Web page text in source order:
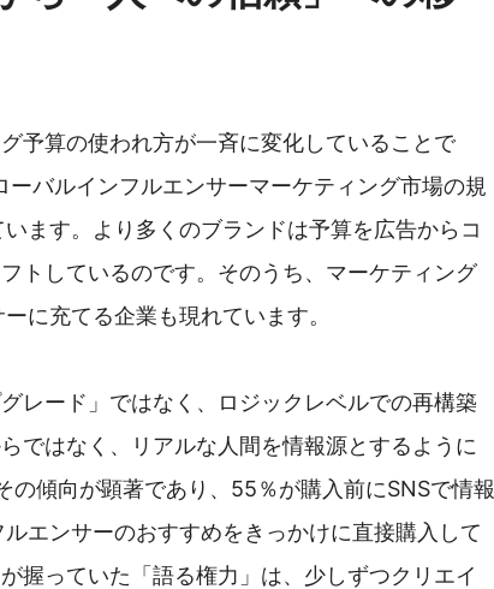
予算の使われ方が一斉に変化していることで
バルインフルエンサーマーケティング市場の規
ます。より多くのブランドは予算を広告からコ
トしているのです。そのうち、マーケティング
に充てる企業も現れています。
レード」ではなく、ロジックレベルでの再構築
ではなく、リアルな人間を情報源とするように
の傾向が顕著であり、55％が購入前にSNSで情報
エンサーのおすすめをきっかけに直接購入して
握っていた「語る権力」は、少しずつクリエイ